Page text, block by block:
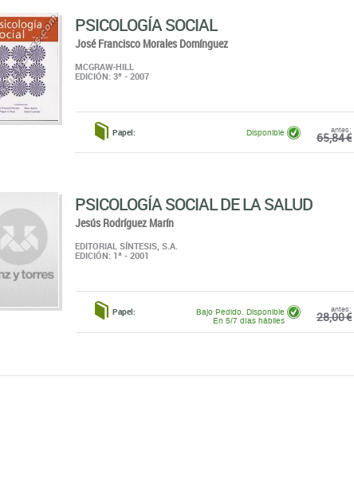
PSICOLOGÍA SOCIAL
José Francisco Morales Domínguez
MCGRAW-HILL
EDICIÓN: 3ª - 2007
Papel: antes:
65,84 €
Disponible
PSICOLOGÍA SOCIAL DE LA SALUD
Jesús Rodríguez Marín
EDITORIAL SÍNTESIS, S.A.
EDICIÓN: 1ª - 2001
Papel: antes:
28,00 €
Bajo Pedido. Disponible
En 5/7 días hábiles